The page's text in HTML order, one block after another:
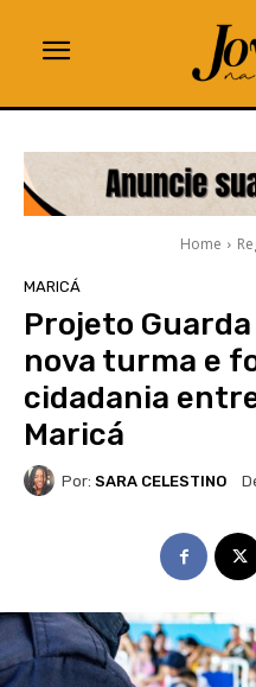
Home
MARICÁ
Projeto
nova turma e
cidadania
Maricá
Por: SARA CELESTINO